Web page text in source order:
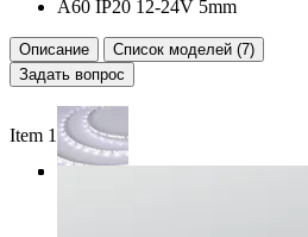
A60 IP20 12-24V 5mm
Описание
Список моделей (7)
Задать вопрос
Item 1 of 4